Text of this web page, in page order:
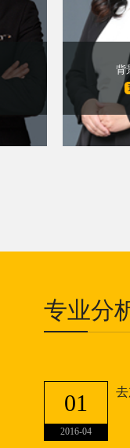
背
专业分
01
2016-04